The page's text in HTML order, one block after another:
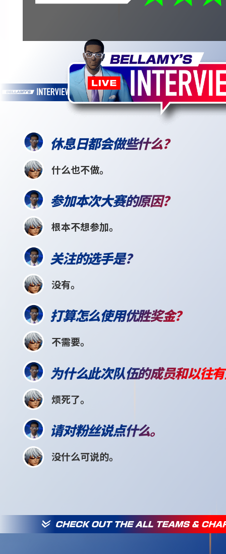
休息日都会做些什么？
什么也不做。
参加本次大赛的原因？
根本不想参加。
关注的选手是？
没有。
打算怎么使用优胜奖金？
不需要。
为什么此次队伍的成员和以往
烦死了。
请对粉丝说点什么。
没什么可说的。